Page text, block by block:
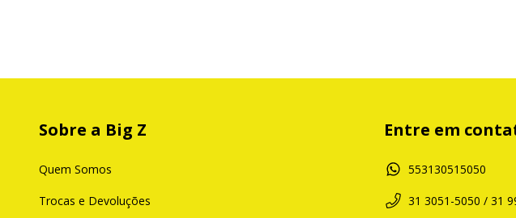
Sobre a Big Z
Quem Somos
Trocas e Devoluções
Entre em
553130515050
31 3051-5050 / 31